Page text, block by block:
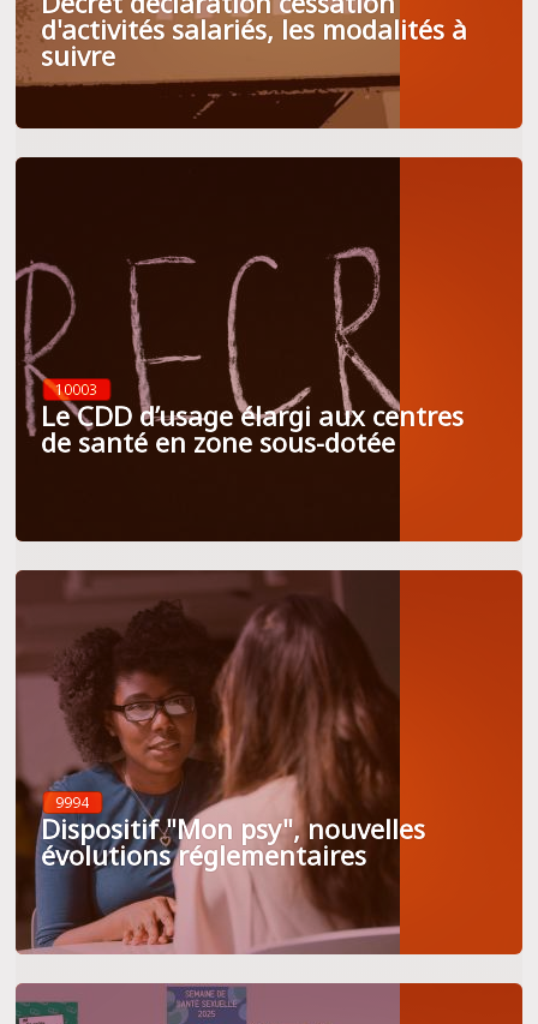
d'activités salariés, les modalités à
suivre
10003
Le CDD d’usage élargi aux centres
de santé en zone sous-dotée
9994
Dispositif "Mon psy", nouvelles
évolutions réglementaires